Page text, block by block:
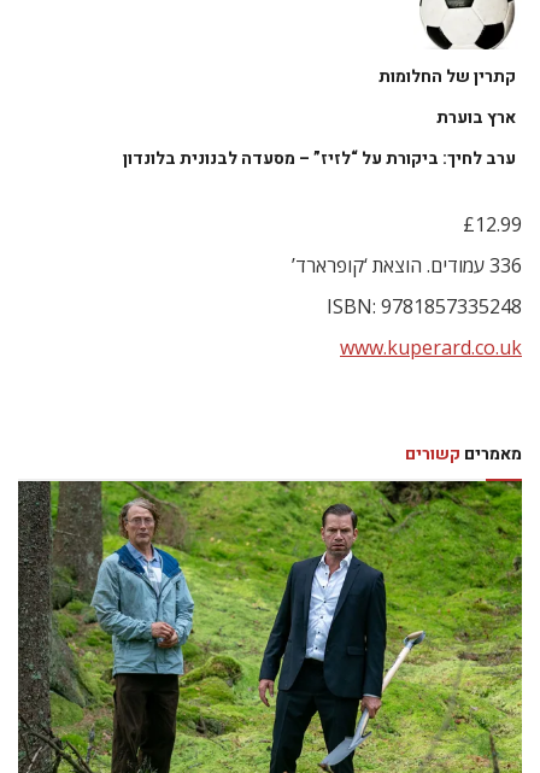
קתרין של החלומות
ארץ בוערת
ערב לחיך: ביקורת על “לזיז” – מסעדה לבנונית בלונדון
£12.99
336 עמודים. הוצאת ‘קופרארד’
ISBN: 9781857335248
www.kuperard.co.uk
מאמרים קשורים